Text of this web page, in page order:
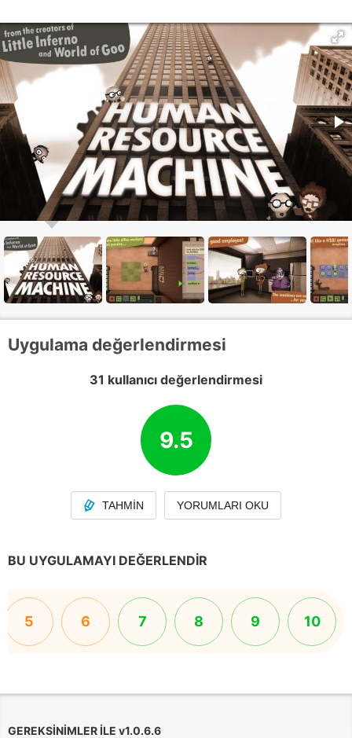
Uygulama değerlendirmesi
31 kullanıcı değerlendirmesi
9.5
TAHMIN YORUMLARI OKU
BU UYGULAMAYI DEĞERLENDIR
5 6 7 8 9 10
GEREKSINIMLER ILE v1.0.6.6